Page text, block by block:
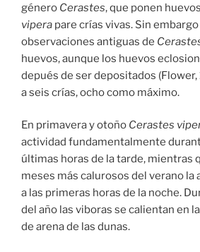
género Cerastes, que ponen
vipera pare crías vivas. Sin
observaciones antiguas de
huevos, aunque los huevos
depués de ser depositados (Flower,
a seis crías, ocho como máximo.
En primavera y otoño Cerastes
actividad fundamentalmente
últimas horas de la tarde, mientras
meses más calurosos del verano la
a las primeras horas de la noche.
del año las viboras se calientan en
de arena de las dunas.